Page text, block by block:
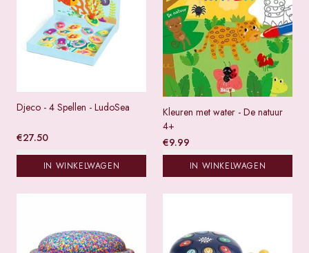
Djeco - 4 Spellen - LudoSea
€27.50
IN WINKELWAGEN
Kleuren met water - De natuur
4+
€9.99
IN WINKELWAGEN